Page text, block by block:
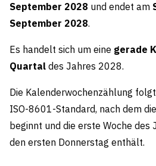
September 2028 und endet am
September 2028.
Es handelt sich um eine gerade
Quartal des Jahres 2028.
Die Kalenderwochenzählung
ISO-8601-Standard, nach dem
beginnt und die erste Woche des
den ersten Donnerstag enthält.